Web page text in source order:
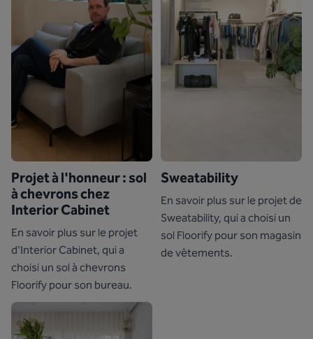
Projet à l'honneur : sol
à chevrons chez
Interior Cabinet
En savoir plus sur le projet
d'Interior Cabinet, qui a
choisi un sol à chevrons
Floorify pour son bureau.
Sweatability
En savoir plus sur le projet de
Sweatability, qui a choisi un
sol Floorify pour son magasin
de vêtements.